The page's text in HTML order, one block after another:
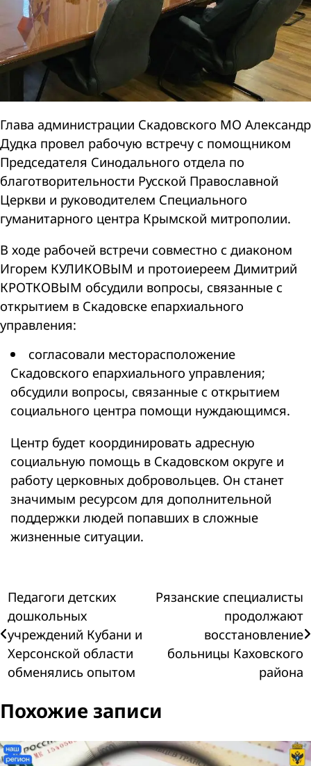
Глава администрации Скадовского МО Александр
Дудка провел рабочую встречу с помощником
Председателя Синодального отдела по
благотворительности Русской Православной
Церкви и руководителем Специального
гуманитарного центра Крымской митрополии.
В ходе рабочей встречи совместно с диаконом
Игорем КУЛИКОВЫМ и протоиереем Димитрий
КРОТКОВЫМ обсудили вопросы, связанные с
открытием в Скадовске епархиального
управления:
согласовали месторасположение
Скадовского епархиального управления;
обсудили вопросы, связанные с открытием
социального центра помощи нуждающимся.
Центр будет координировать адресную
социальную помощь в Скадовском округе и
работу церковных добровольцев. Он станет
значимым ресурсом для дополнительной
поддержки людей попавших в сложные
жизненные ситуации.
Навигация
по
записям
Педагоги детских
дошкольных
учреждений Кубани и
Херсонской области
обменялись опытом
Рязанские специалисты
продолжают
восстановление
больницы Каховского
района
Похожие записи